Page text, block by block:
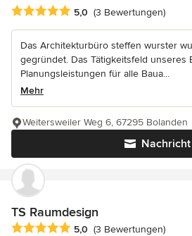
Durchschnittliche Bewertung: 5 von
5,0 (3 Bewertungen)
Das Architekturbüro steffen wurster
gegründet. Das Tätigkeitsfeld unseres
Planungsleistungen für alle Baua...
Mehr
Nachricht
Weitersweiler Weg 6, 67295 Bolanden
TS Raumdesign
Durchschnittliche Bewertung: 5 von
5,0 (3 Bewertungen)